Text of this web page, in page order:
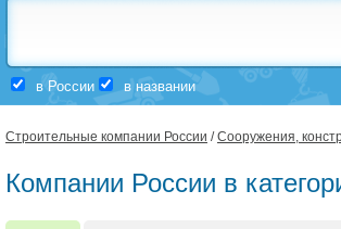
в России в названии
Строительные компании России /Сооружения,
Компании России в